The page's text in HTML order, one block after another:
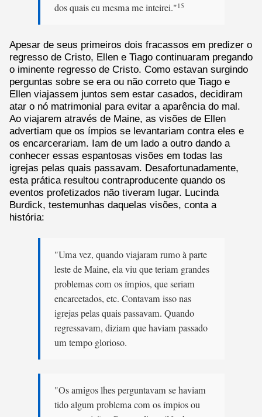
dos quais eu mesma me inteirei."15
Apesar de seus primeiros dois fracassos em predizer o
regresso de Cristo, Ellen e Tiago continuaram pregando
o iminente regresso de Cristo. Como estavan surgindo
perguntas sobre se era ou não correto que Tiago e
Ellen viajassem juntos sem estar casados, decidiram
atar o nó matrimonial para evitar a aparência do mal.
Ao viajarem através de Maine, as visões de Ellen
advertiam que os ímpios se levantariam contra eles e
os encarcerariam. Iam de um lado a outro dando a
conhecer essas espantosas visões em todas las
igrejas pelas quais passavam. Desafortunadamente,
esta prática resultou contraproducente quando os
eventos profetizados não tiveram lugar. Lucinda
Burdick, testemunhas daquelas visões, conta a
história:
"Uma vez, quando viajaram rumo à parte
leste de Maine, ela viu que teriam grandes
problemas com os ímpios, que seriam
encarcetados, etc. Contavam isso nas
igrejas pelas quais passavam. Quando
regressavam, diziam que haviam passado
um tempo glorioso.
"Os amigos lhes perguntavam se haviam
tido algum problema com os ímpios ou